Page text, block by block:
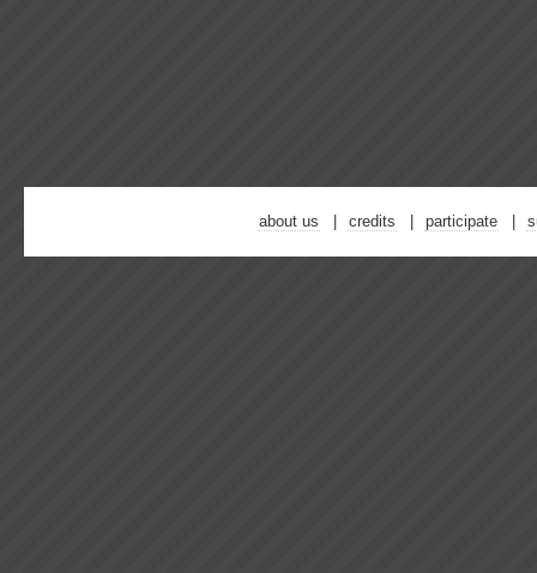
about us credits participate